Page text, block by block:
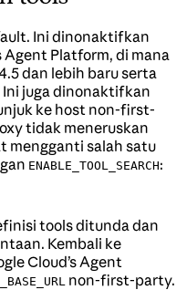
Ini dinonaktifkan
Agent Platform, di mana
dan lebih baru serta
Ini juga dinonaktifkan
ke host non-first-
tidak meneruskan
mengganti salah satu
ENABLE_TOOL_SEARCH:
tools ditunda dan
Kembali ke
Cloud’s Agent
non-first-party.